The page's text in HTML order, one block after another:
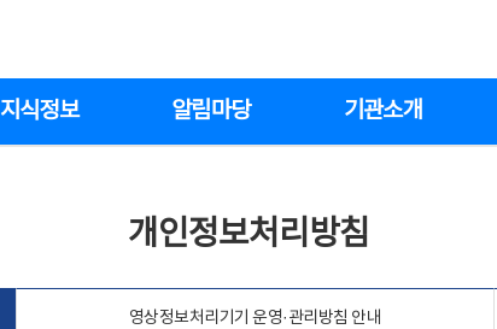
지식정보 알림마당 기관소개
개인정보처리방침
영상정보처리기기 운영·관리방침 안내